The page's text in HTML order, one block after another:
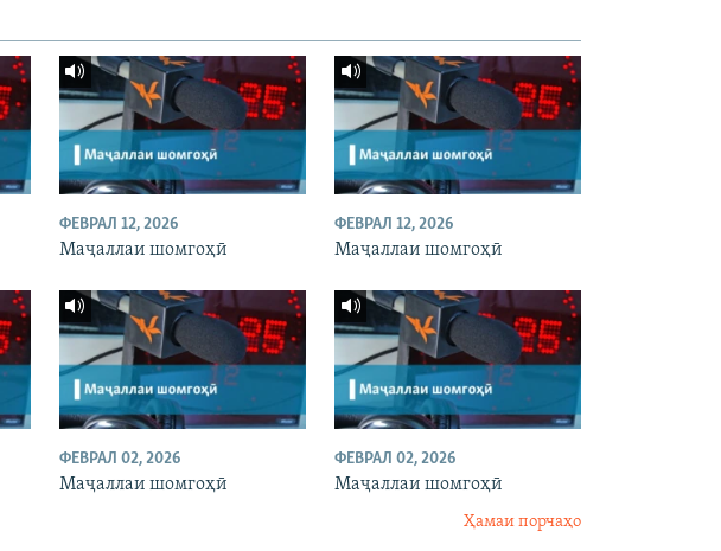
ФЕВРАЛ 12, 2026
Маҷаллаи шомгоҳӣ
ФЕВРАЛ 12, 2026
Маҷаллаи шомгоҳӣ
ФЕВРАЛ 02, 2026
Маҷаллаи шомгоҳӣ
ФЕВРАЛ 02, 2026
Маҷаллаи шомгоҳӣ
Ҳамаи порчаҳо